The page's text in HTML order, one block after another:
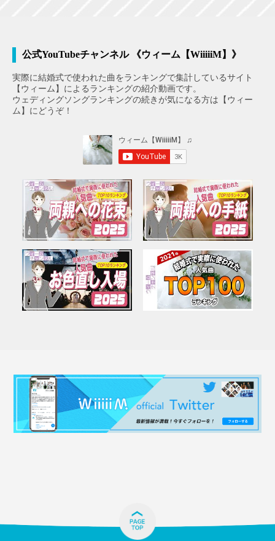
公式YouTubeチャンネル 《ウィーム【WiiiiiM】》
実際に結婚式で使われた曲をランキングで集計しているサイト
【ウィーム】によるランキングの紹介動画です。
ウェディングソングランキングの続きが気になる方は【ウィー
ム】にどうぞ！